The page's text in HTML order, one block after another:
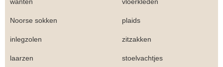
Noorse sokken plaids
inlegzolen zitzakken
laarzen stoelvachtjes